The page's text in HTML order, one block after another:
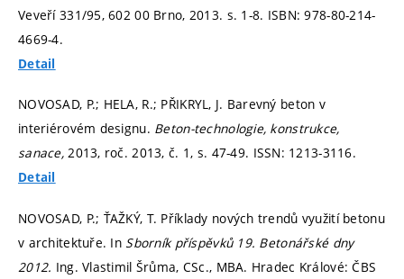
Veveří 331/95, 602 00 Brno, 2013. s. 1-8. ISBN: 978-80-214-
4669-4.
Detail
NOVOSAD, P.; HELA, R.; PŘIKRYL, J. Barevný beton v
interiérovém designu. Beton-technologie, konstrukce,
sanace,2013, roč. 2013, č. 1, s. 47-49. ISSN: 1213-3116.
Detail
NOVOSAD, P.; ŤAŽKÝ, T. Příklady nových trendů využití betonu
v architektuře. In Sborník příspěvků 19. Betonářské dny
2012. Ing. Vlastimil Šrůma, CSc., MBA. Hradec Králové: ČBS